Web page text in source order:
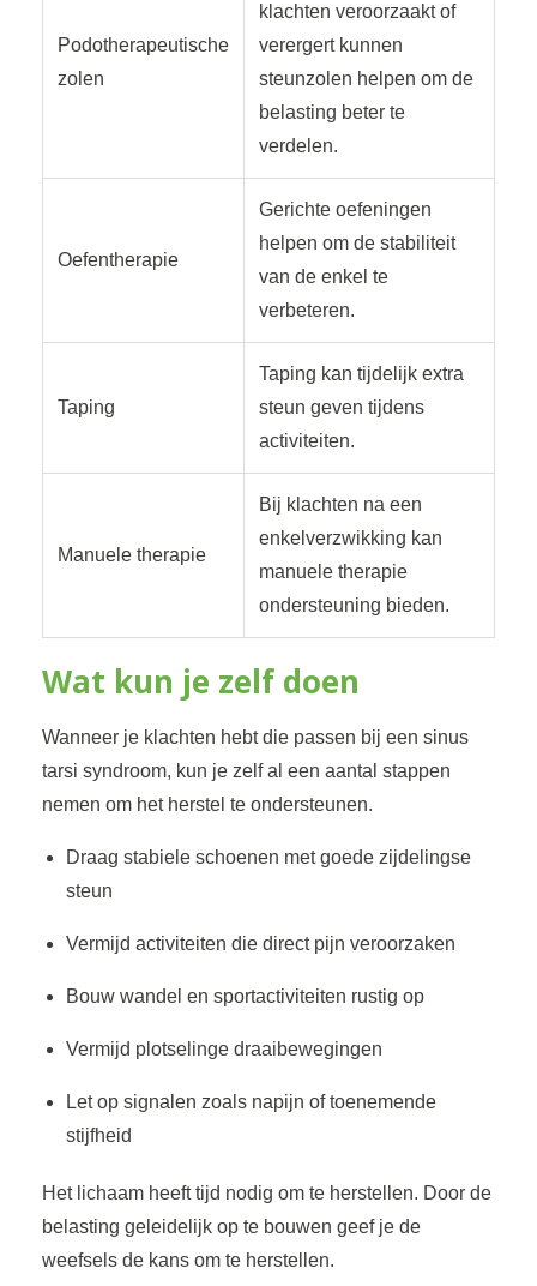
Podotherapeutische
zolen
klachten veroorzaakt of
verergert kunnen
steunzolen helpen om de
belasting beter te
verdelen.
Oefentherapie
Gerichte oefeningen
helpen om de stabiliteit
van de enkel te
verbeteren.
Taping
Taping kan tijdelijk extra
steun geven tijdens
activiteiten.
Manuele therapie
Bij klachten na een
enkelverzwikking kan
manuele therapie
ondersteuning bieden.
Wat kun je zelf doen
Wanneer je klachten hebt die passen bij een sinus
tarsi syndroom, kun je zelf al een aantal stappen
nemen om het herstel te ondersteunen.
Draag stabiele schoenen met goede zijdelingse
steun
Vermijd activiteiten die direct pijn veroorzaken
Bouw wandel en sportactiviteiten rustig op
Vermijd plotselinge draaibewegingen
Let op signalen zoals napijn of toenemende
stijfheid
Het lichaam heeft tijd nodig om te herstellen. Door de
belasting geleidelijk op te bouwen geef je de
weefsels de kans om te herstellen.